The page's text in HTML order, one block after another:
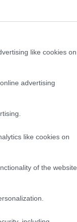
like cookies on
advertising
like cookies on
of the website